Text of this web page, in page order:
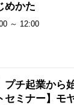
めかた
～ 12:00
プチ起業から
セミナー】モ